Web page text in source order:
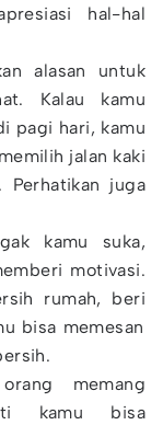
hal-hal
alasan untuk
Kalau kamu
pagi hari, kamu
jalan kaki
juga
kamu suka,
motivasi.
rumah, beri
bisa memesan
memang
kamu bisa